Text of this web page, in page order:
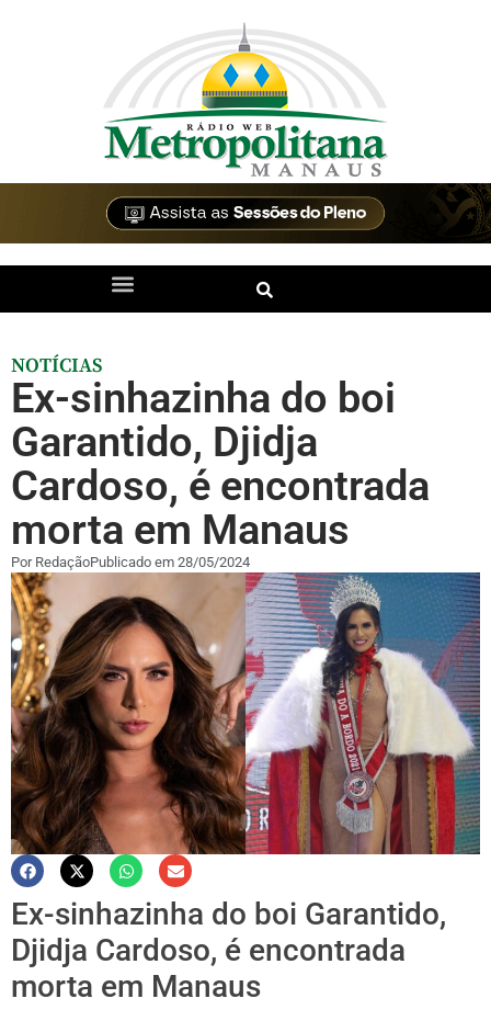
NOTÍCIAS
Ex-sinhazinha do boi
Garantido, Djidja
Cardoso, é encontrada
morta em Manaus
PorRedaçãoPublicado em 28/05/2024
Ex-sinhazinha do boi Garantido,
Djidja Cardoso, é encontrada
morta em Manaus